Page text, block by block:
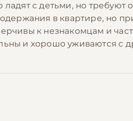
с детьми, но требуют
в квартире, но
к незнакомцам и
и хорошо уживаются с